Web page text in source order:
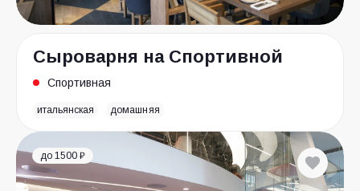
Сыроварня на Спортивной
Спортивная
итальянская домашняя
до 1500 ₽